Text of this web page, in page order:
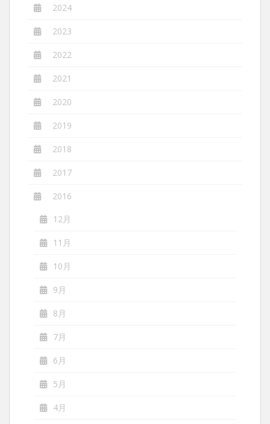
2024
2023
2022
2021
2020
2019
2018
2017
2016
12月
11月
10月
9月
8月
7月
6月
5月
4月